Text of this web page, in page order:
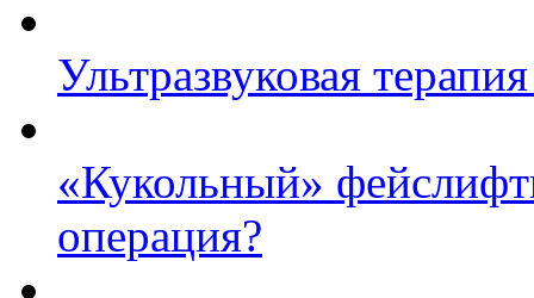
Ультразвуковая
«Кукольный»
операция?